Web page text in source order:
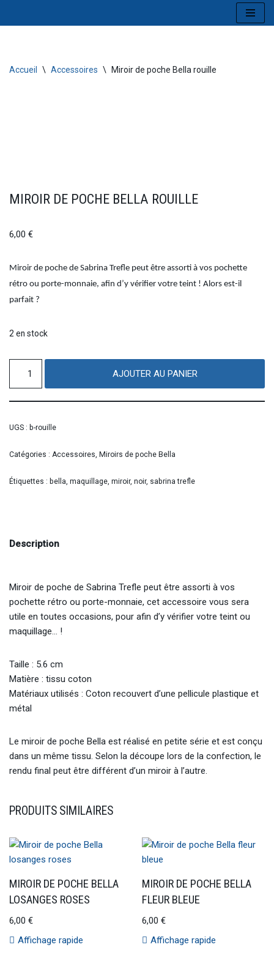
Accueil \ Accessoires \ Miroir de poche Bella rouille
MIROIR DE POCHE BELLA ROUILLE
6,00 €
Miroir de poche de Sabrina Trefle peut être assorti à vos pochette
rétro ou porte-monnaie, afin d’y vérifier votre teint ! Alors est-il
parfait ?
2 en stock
AJOUTER AU PANIER
UGS : b-rouille
Catégories : Accessoires, Miroirs de poche Bella
Étiquettes : bella, maquillage, miroir, noir, sabrina trefle
Description
Miroir de poche de Sabrina Trefle peut être assorti à vos
pochette rétro ou porte-monnaie, cet accessoire vous sera
utile en toutes occasions, pour afin d’y vérifier votre teint ou
maquillage… !
Taille : 5.6 cm
Matière : tissu coton
Matériaux utilisés : Coton recouvert d’une pellicule plastique et
métal
Le miroir de poche Bella est réalisé en petite série et est conçu
dans un même tissu. Selon la découpe lors de la confection, le
rendu final peut être différent d’un miroir à l’autre.
PRODUITS SIMILAIRES
MIROIR DE POCHE BELLA
LOSANGES ROSES
6,00 €
Affichage rapide
MIROIR DE POCHE BELLA
FLEUR BLEUE
6,00€
Affichage rapide